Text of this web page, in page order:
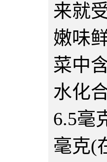
来就
嫩味
菜中
水化
6.5毫
毫克(